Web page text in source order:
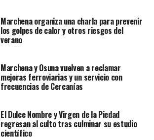
Marchena organiza una charla para prevenir
los golpes de calor y otros riesgos del
verano
Marchena y Osuna vuelven a reclamar
mejoras ferroviarias y un servicio con
frecuencias de Cercanías
El Dulce Nombre y Virgen de la Piedad
regresan al culto tras culminar su estudio
científico